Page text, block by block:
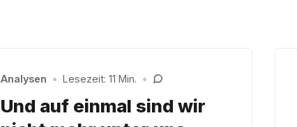
Analysen • Lesezeit: 11 Min. •
Und auf einmal sind wir